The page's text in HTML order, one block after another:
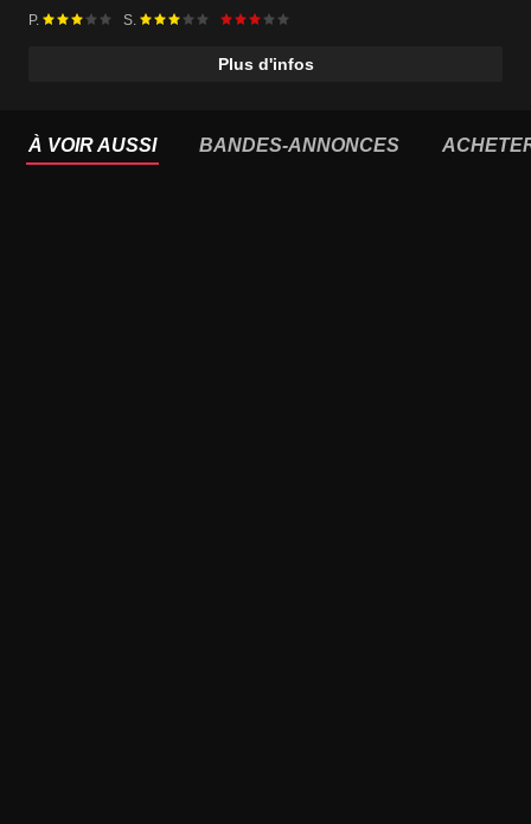
P. S.
Plus d'infos
À VOIR AUSSI BANDES-ANNONCES